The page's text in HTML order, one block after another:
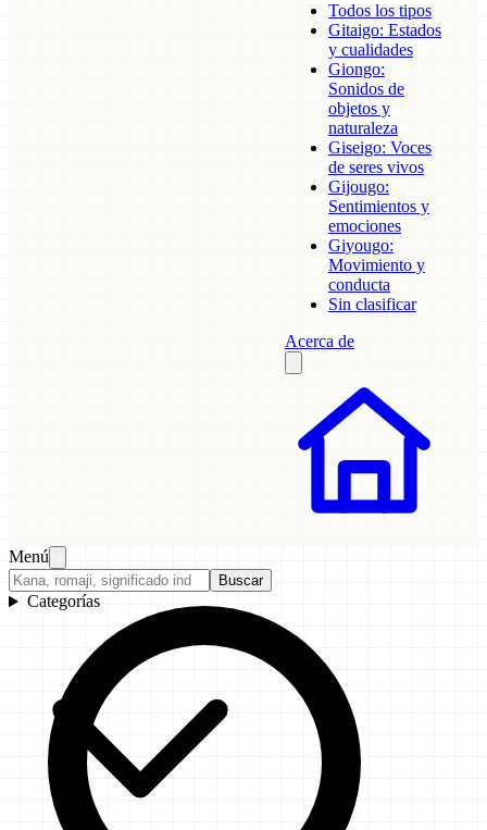
Todos los tipos
Gitaigo: Estados
y cualidades
Giongo:
Sonidos de
objetos y
naturaleza
Giseigo: Voces
de seres vivos
Gijougo:
Sentimientos y
emociones
Giyougo:
Movimiento y
conducta
Sin clasificar
Acerca de
Menú
Buscar
Categorías